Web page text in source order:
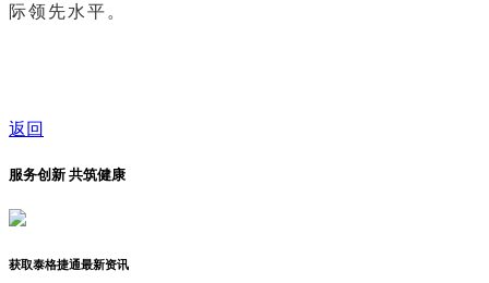
际领先水平。
返回
服务创新 共筑健康
获取泰格捷通最新资讯